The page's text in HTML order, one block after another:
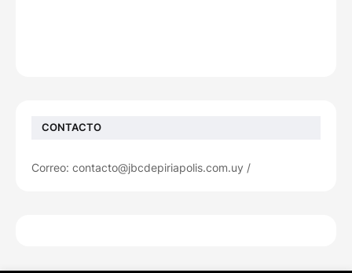
CONTACTO
Correo: contacto@jbcdepiriapolis.com.uy /